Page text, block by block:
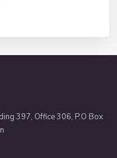
397, Office 306, P.O Box